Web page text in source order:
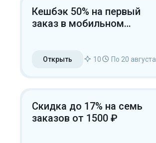
Кешбэк 50% на первый
заказ в мобильном
Открыть 10 По 20 августа
Скидка до 17% на семь
заказов от 1500 ₽